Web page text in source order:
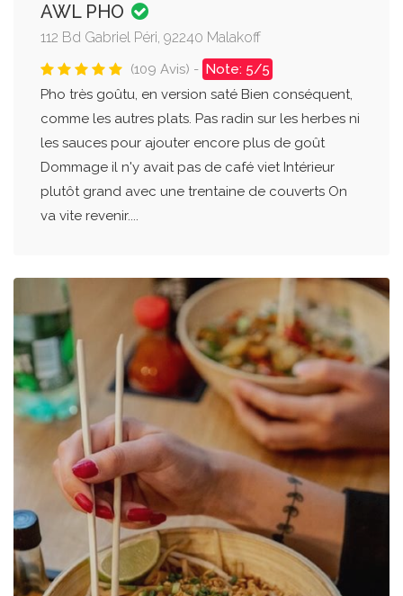
AWL PHO
112 Bd Gabriel Péri, 92240 Malakoff
(109 Avis) - Note: 5/5
Pho très goûtu, en version saté Bien conséquent,
comme les autres plats. Pas radin sur les herbes ni
les sauces pour ajouter encore plus de goût
Dommage il n'y avait pas de café viet Intérieur
plutôt grand avec une trentaine de couverts On
va vite revenir....